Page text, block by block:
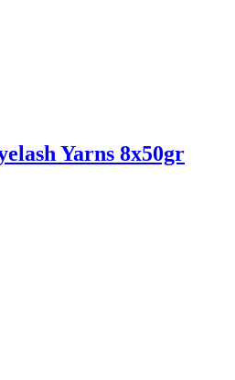
Yarns 8x50gr